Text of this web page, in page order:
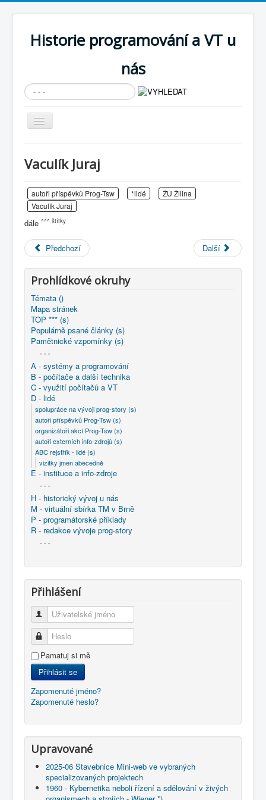
Historie programování a VT u
nás
Vyhledávání...
Přepnout
navigaci
Cíle expozice
PRŮVODCE EXPOZICÍ
Současnost SW a IT
Historické počítače
COBOL
Úvod
vizitky jmen abecedně
Vaculík Juraj
autoři příspěvků Prog-Tsw *lidé
ŽU Žilina
Vaculík Juraj
dále ^^^ štítky
Předchozí Další
Prohlídkové okruhy
Témata ()
Mapa stránek
TOP *** (s)
Populárně psané články (s)
Pamětnické vzpomínky (s)
- - -
A - systémy a programování
B - počítače a další technika
C - využití počítačů a VT
D - lidé
spolupráce na vývoji prog-story (s)
autoři příspěvků Prog-Tsw (s)
organizátoři akcí Prog-Tsw (s)
autoři externích info-zdrojů (s)
ABC rejstřík - lidé (s)
vizitky jmen abecedně
E - instituce a info-zdroje
- - -
H - historický vývoj u nás
M - virtuální sbírka TM v Brně
P - programátorské příklady
R - redakce vývoje prog-story
- - -
Přihlášení
Uživatelské jméno
Heslo
Pamatuj si mě
Přihlásit se
Zapomenuté jméno?
Zapomenuté heslo?
Upravované
2025-06 Stavebnice Mini-web ve vybraných
specializovaných projektech
1960 - Kybernetika neboli řízení a sdělování v živých